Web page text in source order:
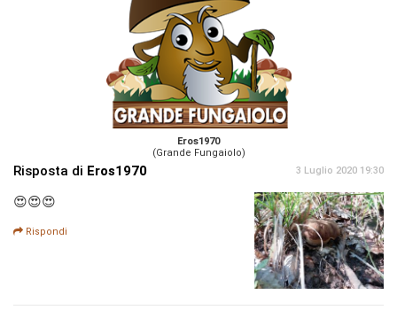
Eros1970
(Grande Fungaiolo)
Risposta di Eros1970 3 Luglio 2020 19:30
😍😍😍
Rispondi